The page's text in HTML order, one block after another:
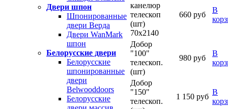
Двери шпон
Шпонированные
двери Верда
Двери WanMark
шпон
Белорусские двери
Белорусские
шпонированные
двери
Belwooddoors
Белорусские
канелюр
телескоп
(шт)
70х2140
660 руб
В
Добор
"100"
телескоп.
(шт)
980 руб
В
Добор
"150"
телескоп.
1 150 руб
В